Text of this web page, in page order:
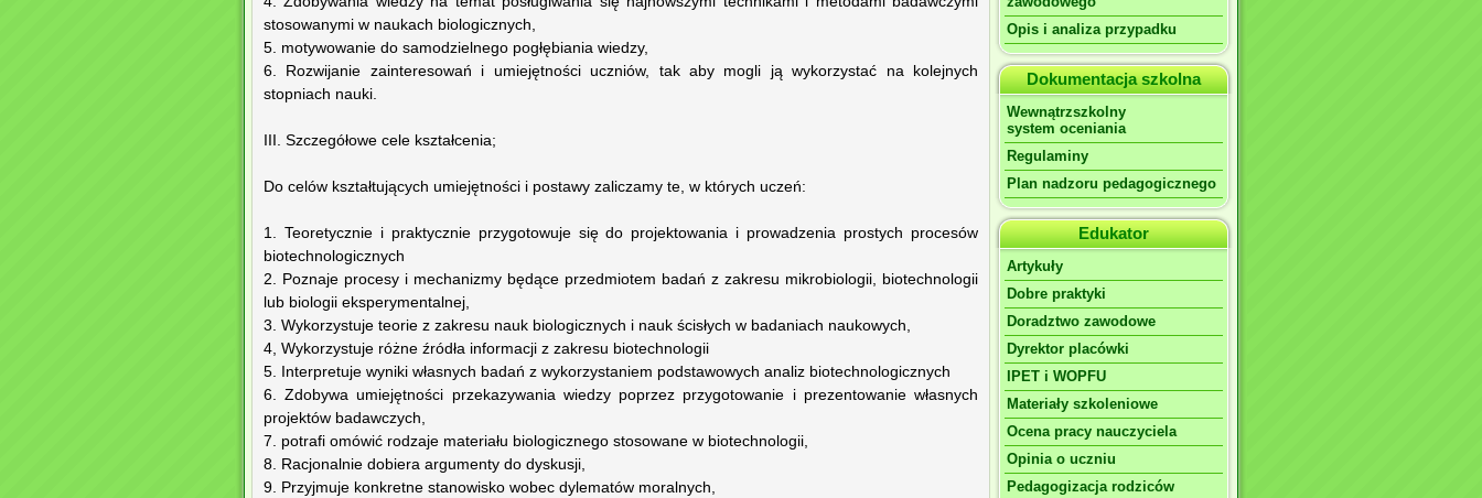
stosowanymi w naukach biologicznych,
5. motywowanie do samodzielnego pogłębiania wiedzy,
6. Rozwijanie zainteresowań i umiejętności uczniów, tak aby mogli ją wykorzystać na kolejnych
stopniach nauki.
III. Szczegółowe cele kształcenia;
Do celów kształtujących umiejętności i postawy zaliczamy te, w których uczeń:
1. Teoretycznie i praktycznie przygotowuje się do projektowania i prowadzenia prostych procesów
biotechnologicznych
2. Poznaje procesy i mechanizmy będące przedmiotem badań z zakresu mikrobiologii, biotechnologii
lub biologii eksperymentalnej,
3. Wykorzystuje teorie z zakresu nauk biologicznych i nauk ścisłych w badaniach naukowych,
4, Wykorzystuje różne źródła informacji z zakresu biotechnologii
5. Interpretuje wyniki własnych badań z wykorzystaniem podstawowych analiz biotechnologicznych
6. Zdobywa umiejętności przekazywania wiedzy poprzez przygotowanie i prezentowanie własnych
projektów badawczych,
7. potrafi omówić rodzaje materiału biologicznego stosowane w biotechnologii,
8. Racjonalnie dobiera argumenty do dyskusji,
9. Przyjmuje konkretne stanowisko wobec dylematów moralnych,
Opis i analiza przypadku
Dokumentacja szkolna
Wewnątrzszkolny
system oceniania
Regulaminy
Plan nadzoru pedagogicznego
Edukator
Artykuły
Dobre praktyki
Doradztwo zawodowe
Dyrektor placówki
IPET i WOPFU
Materiały szkoleniowe
Ocena pracy nauczyciela
Opinia o uczniu
Pedagogizacja rodziców